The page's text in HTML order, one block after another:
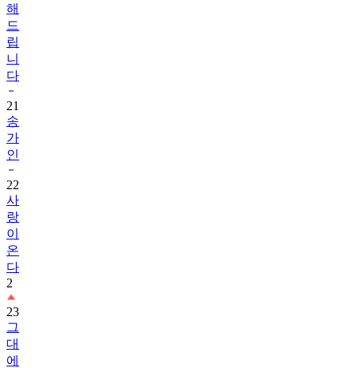
해
드
립
니
다
21
송
가
인
22
사
랑
이
온
다
2
23
그
대
에